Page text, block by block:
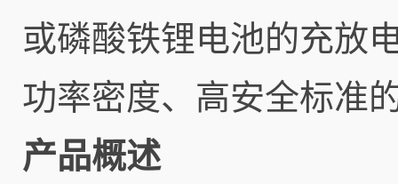
或磷酸铁锂电池的充放
功率密度、高安全标准
产品概述